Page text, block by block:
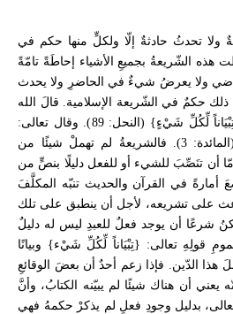
ولا تحدثُ حادثةٌ إلّا ولكلٍّ منها حكم في
هذه الشّريعةُ بجميعِ الأشياء إحاطَةً تامّةً
ولا يعرضُ شيءٌ في الحاضرِ ولا يحدث
حكمٌ في الشّريعة الإسلامية. قالَ الله
تعالى: {وَنَزَّلْنَا عَلَيْكَ الْكِتَابَ تِبْيَاناً لِّكُلِّ شَيْءٍ} (النحل: 89). وقال تعالى:
{الْيَوْمَ أَكْمَلْتُ لَكُمْ دِينَكُمْ} (المائدة: 3). فالشريعةُ لم تهملْ شيئًا من
أن تنَصِّبَ للشيء أو للفعل دليلًا بنصٍّ من
أمارةً في القرآن والحديث تنبّه المكلَّفَ
على تشريعه، لأجل أن ينطبق على تلك
شرعًا أن يوجد فعلٌ للعبدِ ليس له دليلٌ
قولِهِ تعالى: {تِبْيَاناً لِّكُلِّ شَيْء} وبيانًا
هذا الدّين. فإذا زعم أحدٌ أن بعضَ الوقائعِ
أن هناك شيئًا لم يبيّنه الكتابُ، وأنَّ
بدليل وجودِ فعلٍ لم يذكرْ حكمهُ فهي